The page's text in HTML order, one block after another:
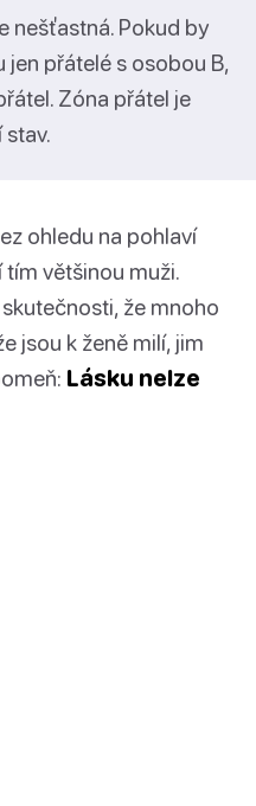
nešťastná. Pokud by
jen přátelé s osobou B,
Zóna přátel je
ohledu na pohlaví
většinou muži.
že mnoho
jsou k ženě milí, jim
Lásku nelze